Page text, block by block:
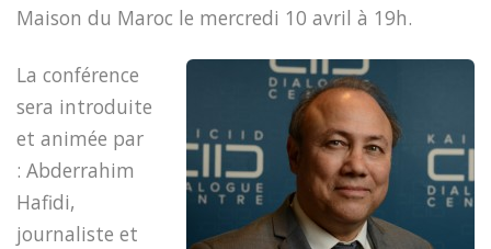
Maison du Maroc le mercredi 10 avril à 19h.
La conférence
sera introduite
et animée par
: Abderrahim
Hafidi,
journaliste et